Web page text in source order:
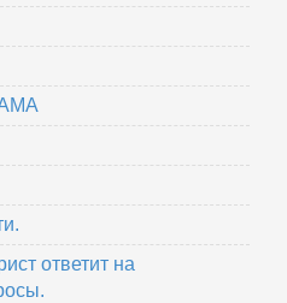
ответит на